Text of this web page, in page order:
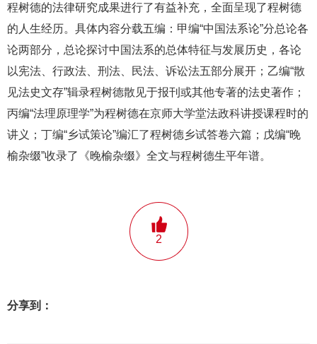
程树德的法律研究成果进行了有益补充，全面呈现了程树德
的人生经历。具体内容分载五编：甲编“中国法系论”分总论各
论两部分，总论探讨中国法系的总体特征与发展历史，各论
以宪法、行政法、刑法、民法、诉讼法五部分展开；乙编“散
见法史文存”辑录程树德散见于报刊或其他专著的法史著作；
丙编“法理原理学”为程树德在京师大学堂法政科讲授课程时的
讲义；丁编“乡试策论”编汇了程树德乡试答卷六篇；戊编“晚
榆杂缀”收录了《晚榆杂缀》全文与程树德生平年谱。
2
分享到：